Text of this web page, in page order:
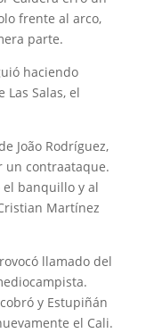
frente al arco,
parte.
haciendo
Las Salas, el
João Rodríguez,
un contraataque.
el banquillo y al
Martínez
llamado del
y Estupiñán
el Cali.